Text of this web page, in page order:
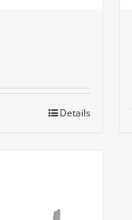
Details